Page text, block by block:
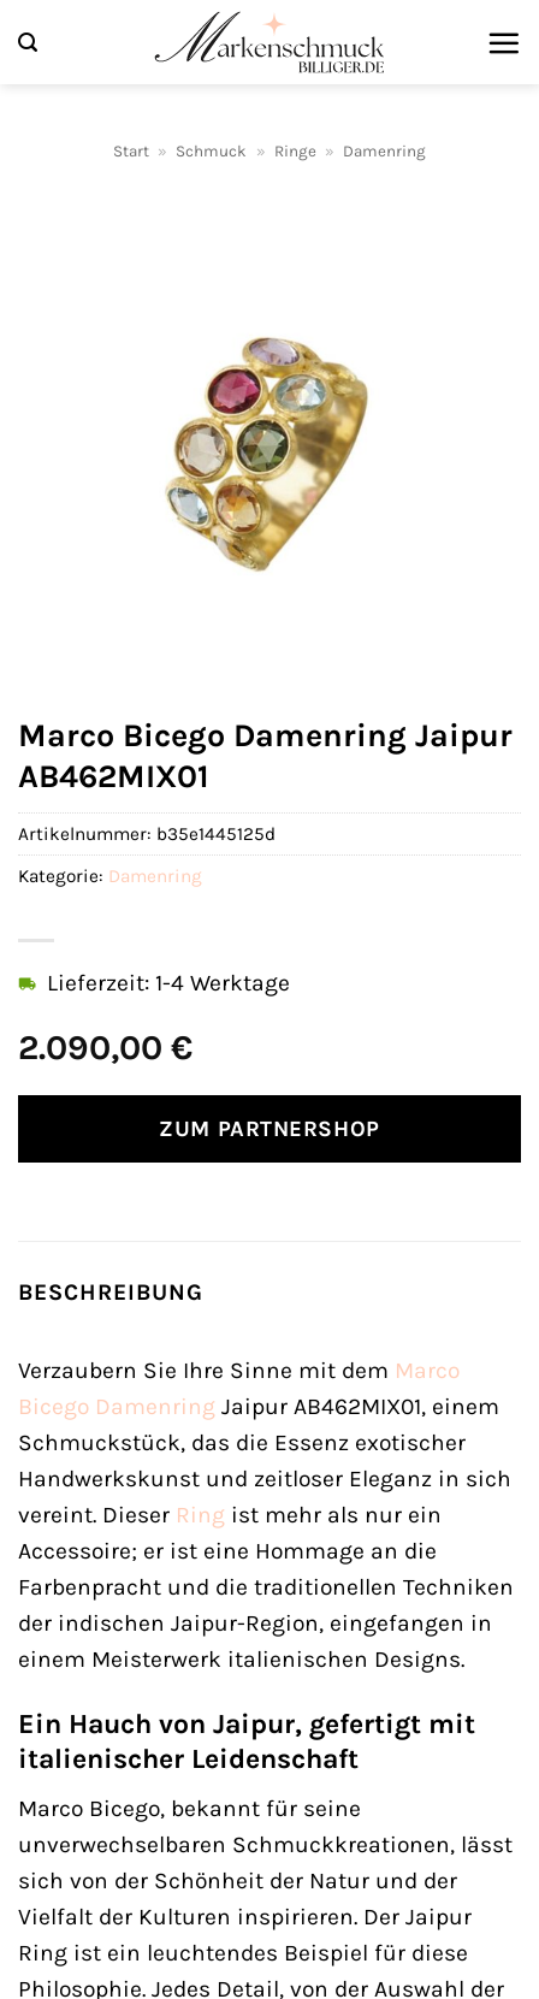
Inhalt
Start » Schmuck » Ringe » Damenring
Marco Bicego Damenring Jaipur
AB462MIX01
2.090,00 €
Lieferzeit: 1-4 Werktage
ZUM PARTNERSHOP
Artikelnummer: b35e1445125d
Kategorie: Damenring
BESCHREIBUNG
Verzaubern Sie Ihre Sinne mit dem Marco
Bicego Damenring Jaipur AB462MIX01, einem
Schmuckstück, das die Essenz exotischer
Handwerkskunst und zeitloser Eleganz in sich
vereint. Dieser Ring ist mehr als nur ein
Accessoire; er ist eine Hommage an die
Farbenpracht und die traditionellen Techniken
der indischen Jaipur-Region, eingefangen in
einem Meisterwerk italienischen Designs.
Ein Hauch von Jaipur, gefertigt mit
italienischer Leidenschaft
Marco Bicego, bekannt für seine
unverwechselbaren Schmuckkreationen, lässt
sich von der Schönheit der Natur und der
Vielfalt der Kulturen inspirieren. Der Jaipur
Ring ist ein leuchtendes Beispiel für diese
Philosophie. Jedes Detail, von der Auswahl der